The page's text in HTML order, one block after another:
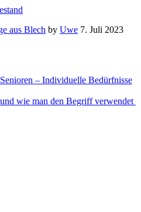
aus Blech by Uwe 7. Juli 2023
– Individuelle Bedürfnisse
wie man den Begriff verwendet